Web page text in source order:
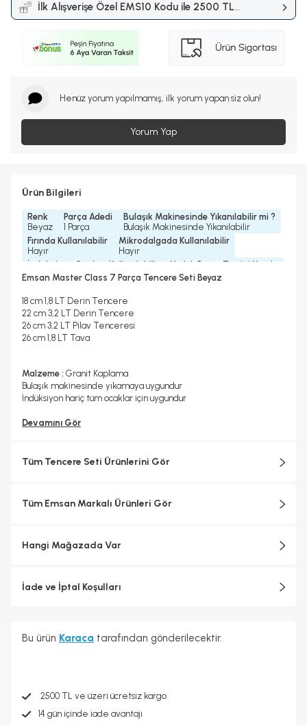
İlk Alışverişe Özel EMS10 Kodu ile 2500 TL
ve Üzerine %10 İndirimKampanyası
Henüz yorum yapılmamış, ilk yorum yapan siz olun!
Yorum Yap
Ürün Bilgileri
Renk
Beyaz
Parça Adedi
1 Parça
Bulaşık Makinesinde Yıkanılabilir mi ?
Bulaşık Makinesinde Yıkanılabilir
Fırında Kullanılabilir
Hayır
Mikrodalgada Kullanılabilir
Hayır
İndüksiyon Ocakta Kullanılabilir
Hayır
Yedek Parça Temini Yapılır
Hayır
2 Yıl
Emsan Master Class 7 Parça Tencere Seti Beyaz
18 cm 1,8 LT Derin Tencere
22 cm 3,2 LT Derin Tencere
26 cm 3,2 LT Pilav Tenceresi
26 cm 1,8 LT Tava
Malzeme : Granit Kaplama
Bulaşık makinesinde yıkamaya uygundur
İndüksiyon hariç tüm ocaklar için uygundur
Devamını Gör
Tüm Tencere Seti Ürünlerini Gör
Tüm Emsan Markalı Ürünleri Gör
Hangi Mağazada Var
İade ve İptal Koşulları
Bu ürün Karaca tarafından gönderilecektir.
2500 TL ve üzeri ücretsiz kargo
14 gün içinde iade avantajı